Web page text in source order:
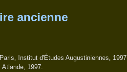
ancienne
Institut d'Études Augustiniennes,
Atlande, 1997.